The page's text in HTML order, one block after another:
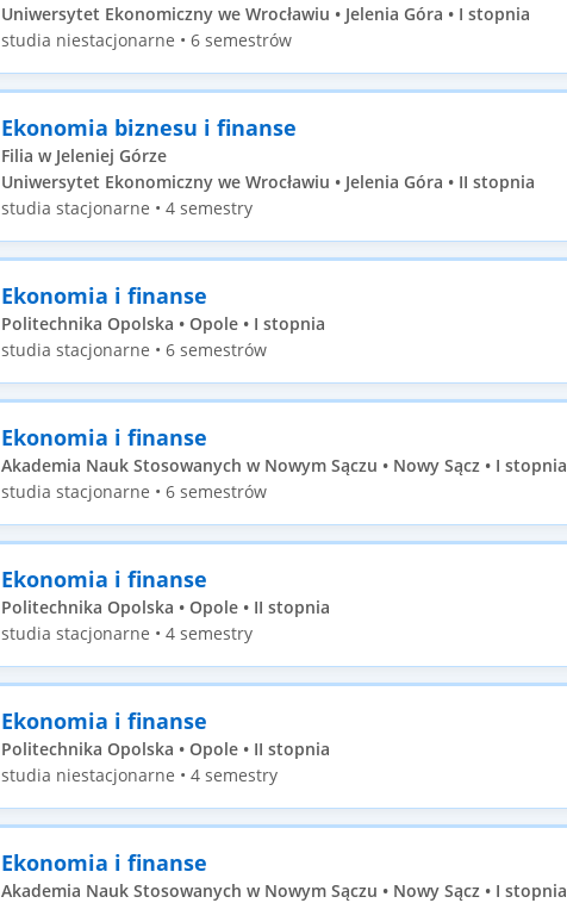
Uniwersytet Ekonomiczny we Wrocławiu • Jelenia Góra • I stopnia
studia niestacjonarne • 6 semestrów
Ekonomia biznesu i finanse
Filia w Jeleniej Górze
Uniwersytet Ekonomiczny we Wrocławiu • Jelenia Góra • II stopnia
studia stacjonarne • 4 semestry
Ekonomia i finanse
Politechnika Opolska • Opole • I stopnia
studia stacjonarne • 6 semestrów
Ekonomia i finanse
Akademia Nauk Stosowanych w Nowym Sączu • Nowy Sącz • I stopnia
studia stacjonarne • 6 semestrów
Ekonomia i finanse
Politechnika Opolska • Opole • II stopnia
studia stacjonarne • 4 semestry
Ekonomia i finanse
Politechnika Opolska • Opole • II stopnia
studia niestacjonarne • 4 semestry
Ekonomia i finanse
Akademia Nauk Stosowanych w Nowym Sączu • Nowy Sącz • I stopnia